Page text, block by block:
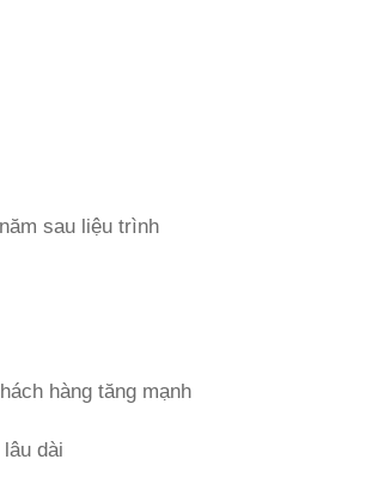
sau liệu trình
hàng tăng mạnh
dài